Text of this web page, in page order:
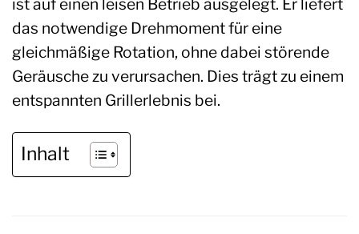
ist auf einen leisen Betrieb ausgelegt. Er liefert
das notwendige Drehmoment für eine
gleichmäßige Rotation, ohne dabei störende
Geräusche zu verursachen. Dies trägt zu einem
entspannten Grillerlebnis bei.
Inhalt